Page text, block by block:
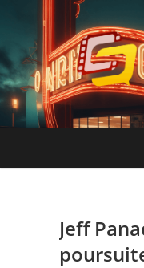
content
Base de
Jeff